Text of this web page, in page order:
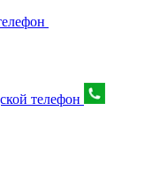
телефон